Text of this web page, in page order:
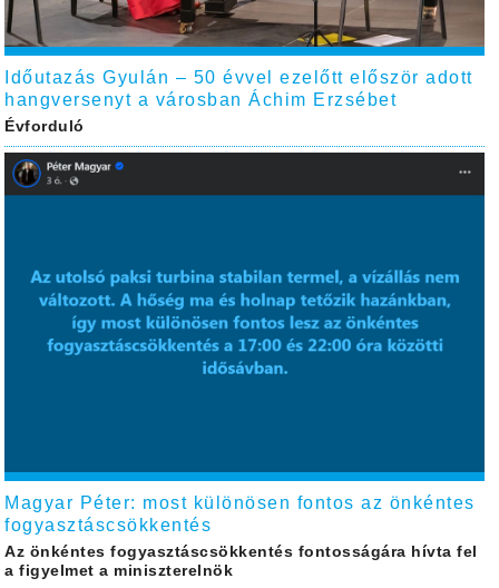
Időutazás Gyulán – 50 évvel ezelőtt először adott
hangversenyt a városban Áchim Erzsébet
Évforduló
Magyar Péter: most különösen fontos az önkéntes
fogyasztáscsökkentés
Az önkéntes fogyasztáscsökkentés fontosságára hívta fel
a figyelmet a miniszterelnök